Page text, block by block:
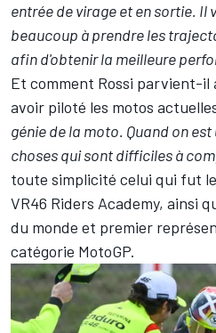
entrée de virage et en sortie. Il
beaucoup à prendre les
afin d'obtenir la meilleure
Et comment Rossi parvient-il
avoir piloté les motos
génie de la moto. Quand on
choses qui sont difficiles à
toute simplicité celui qui fut
VR46 Riders Academy, ainsi
du monde et premier
catégorie MotoGP.